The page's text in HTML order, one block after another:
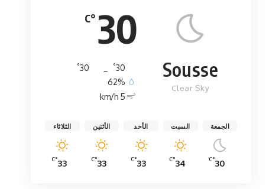
30
°C
Sousse
Clear Sky
30
°
30
°
62%
5 km/h
الجمعة
30
°C
السبت
34
°C
الأحد
33
°C
الأثنين
33
°C
الثلاثاء
33
°C